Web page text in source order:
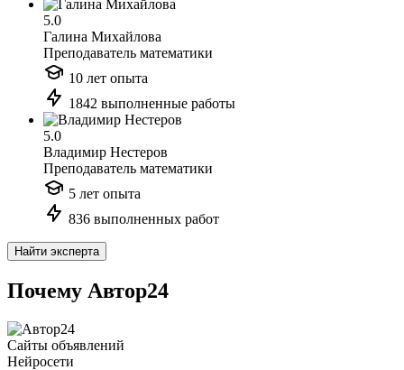
5.0
Галина Михайлова
Преподаватель математики
10 лет опыта
1842 выполненные работы
5.0
Владимир Нестеров
Преподаватель математики
5 лет опыта
836 выполненных работ
Найти эксперта
Почему Автор24
Сайты объявлений
Нейросети